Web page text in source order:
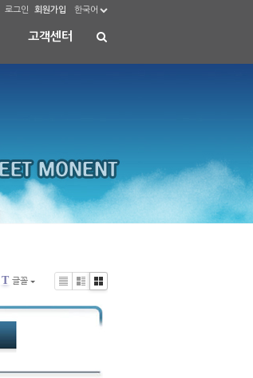
로그인 회원가입 한국어
고객센터
T 글꼴
Li
s
Zi
n
G
al
le